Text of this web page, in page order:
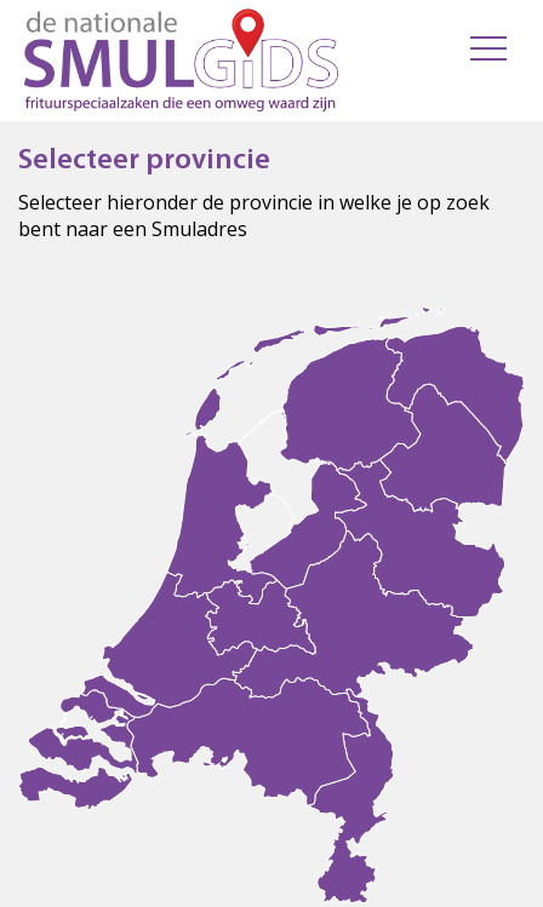
Selecteer provincie
Selecteer hieronder de provincie in welke je op zoek
bent naar een Smuladres